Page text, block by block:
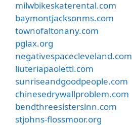
milwbikeskaterental.com
baymontjacksonms.com
townofaltonany.com
pglax.org
negativespacecleveland.com
liuteriapaoletti.com
sunriseandgoodpeople.com
chinesedrywallproblem.com
bendthreesistersinn.com
stjohns-flossmoor.org